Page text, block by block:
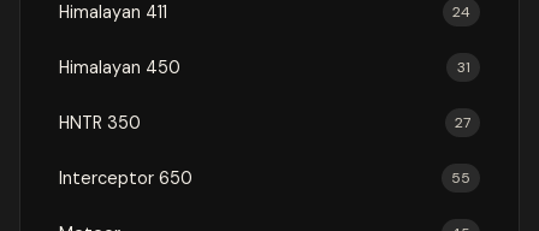
Himalayan 411 24
Himalayan 450 31
HNTR 350 27
Interceptor 650 55